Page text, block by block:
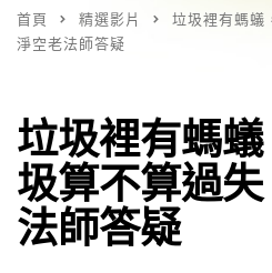
首頁 精選影片
垃圾裡有螞蟻
淨空老法師答疑
垃圾裡有螞
圾算不算過
法師答疑